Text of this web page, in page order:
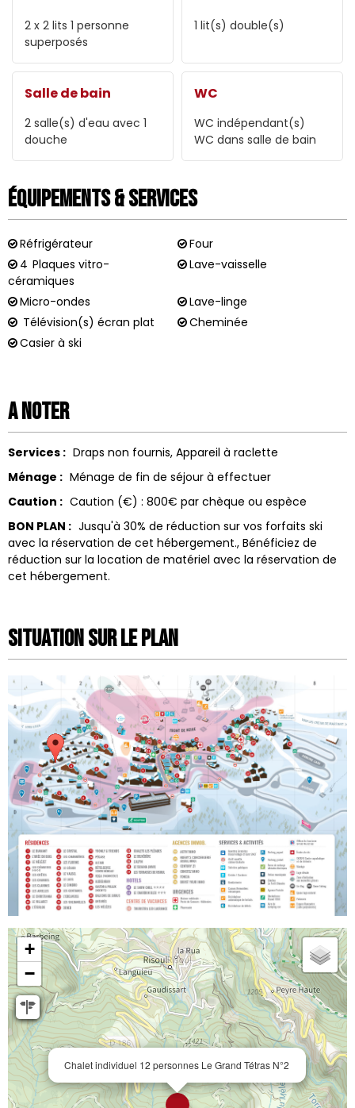
2 x 2 lits 1 personne
superposés
1 lit(s) double(s)
Salle de bain
2 salle(s) d'eau avec 1
douche
WC
WC indépendant(s)
WC dans salle de bain
Équipements & Services
Réfrigérateur
Four
4 Plaques vitro-
céramiques
Lave-vaisselle
Micro-ondes
Lave-linge
Télévision(s) écran plat
Cheminée
Casier à ski
A noter
Services : Draps non fournis Appareil à raclette
Ménage : Ménage de fin de séjour à effectuer
Caution : Caution (€) : 800€ par chèque ou espèce
BON PLAN : Jusqu'à 30% de réduction sur vos forfaits ski
avec la réservation de cet hébergement. Bénéficiez de
réduction sur la location de matériel avec la réservation de
cet hébergement.
Situation sur le Plan
Chalet individuel 12 personnes Le Grand Tétras N°2
+
−